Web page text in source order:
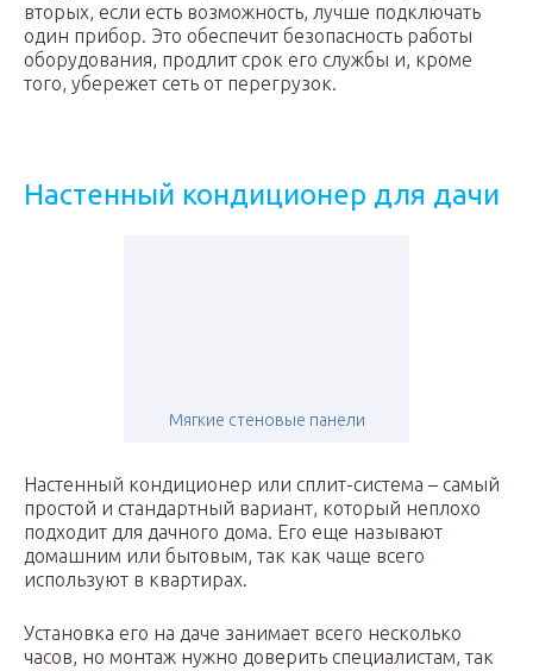
вторых, если есть возможность, лучше подключать
один прибор. Это обеспечит безопасность работы
оборудования, продлит срок его службы и, кроме
того, убережет сеть от перегрузок.
Настенный кондиционер для дачи
Мягкие стеновые панели
Настенный кондиционер или сплит-система – самый
простой и стандартный вариант, который неплохо
подходит для дачного дома. Его еще называют
домашним или бытовым, так как чаще всего
используют в квартирах.
Установка его на даче занимает всего несколько
часов, но монтаж нужно доверить специалистам, так